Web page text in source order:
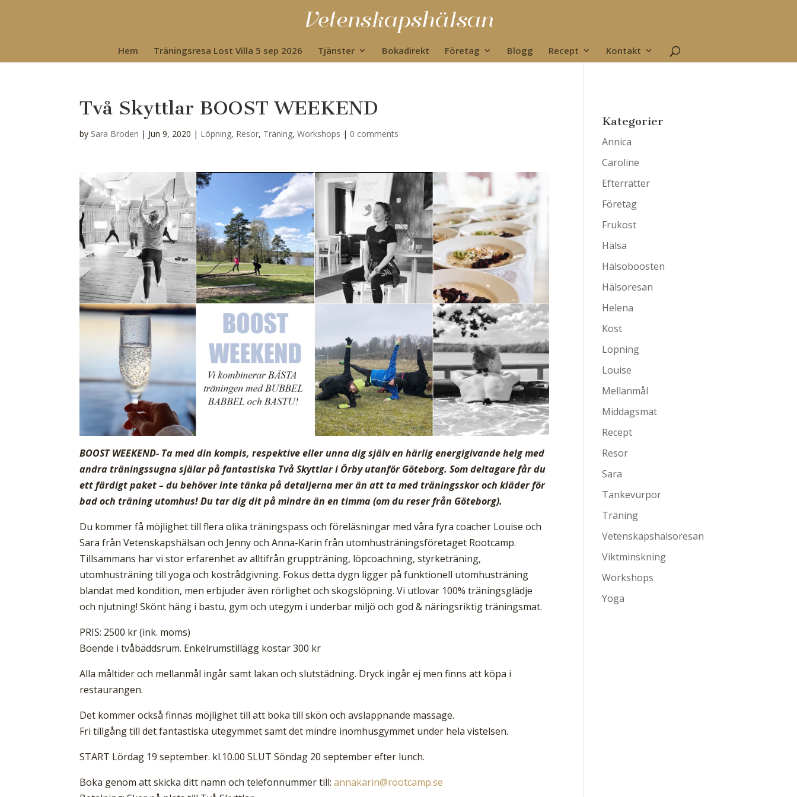
Hem Träningsresa Lost Villa 5 sep 2026 Tjänster Bokadirekt Företag Blogg Recept Kontakt
Två Skyttlar BOOST WEEKEND
by Sara Broden | Jun 9, 2020 | Löpning, Resor, Träning,Workshops | 0 comments
BOOST WEEKEND- Ta med din kompis, respektive eller unna dig själv en härlig energigivande helg med
andra träningssugna själar på fantastiska Två Skyttlar i Örby utanför Göteborg. Som deltagare får du
ett färdigt paket – du behöver inte tänka på detaljerna mer än att ta med träningsskor och kläder för
bad och träning utomhus! Du tar dig dit på mindre än en timma (om du reser från Göteborg).
Du kommer få möjlighet till flera olika träningspass och föreläsningar med våra fyra coacher Louise och
Sara från Vetenskapshälsan och Jenny och Anna-Karin från utomhusträningsföretaget Rootcamp.
Tillsammans har vi stor erfarenhet av alltifrån gruppträning, löpcoachning, styrketräning,
utomhusträning till yoga och kostrådgivning. Fokus detta dygn ligger på funktionell utomhusträning
blandat med kondition, men erbjuder även rörlighet och skogslöpning. Vi utlovar 100% träningsglädje
och njutning! Skönt häng i bastu, gym och utegym i underbar miljö och god & näringsriktig träningsmat.
PRIS: 2500 kr (ink. moms)
Boende i tvåbäddsrum. Enkelrumstillägg kostar 300 kr
Alla måltider och mellanmål ingår samt lakan och slutstädning. Dryck ingår ej men finns att köpa i
restaurangen.
Det kommer också finnas möjlighet till att boka till skön och avslappnande massage.
Fri tillgång till det fantastiska utegymmet samt det mindre inomhusgymmet under hela vistelsen.
START Lördag 19 september. kl.10.00 SLUT Söndag 20 september efter lunch.
Boka genom att skicka ditt namn och telefonnummer till:annakarin@rootcamp.se
Kategorier
Annica
Caroline
Efterrätter
Företag
Frukost
Hälsa
Hälsoboosten
Hälsoresan
Helena
Kost
Löpning
Louise
Mellanmål
Middagsmat
Recept
Resor
Sara
Tankevurpor
Träning
Vetenskapshälsoresan
Viktminskning
Workshops
Yoga